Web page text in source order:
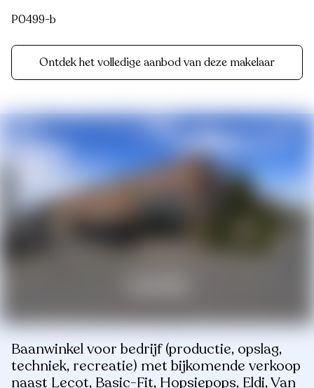
P0499-b
Ontdek het volledige aanbod van deze makelaar
Baanwinkel voor bedrijf (productie, opslag,
techniek, recreatie) met bijkomende verkoop
naast Lecot, Basic-Fit, Hopsiepops, Eldi, Van